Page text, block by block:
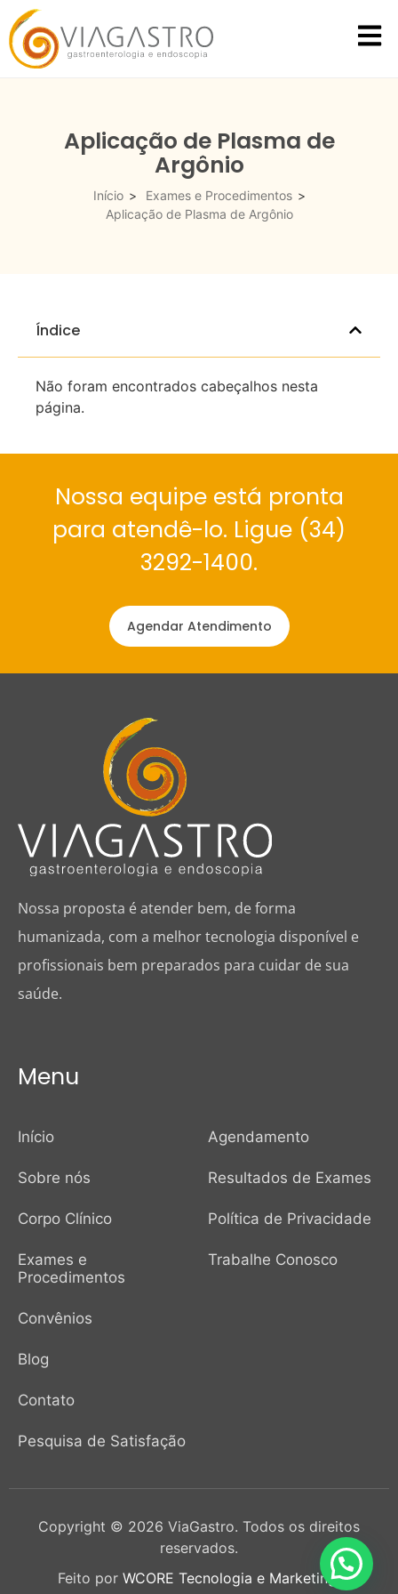
Aplicação de Plasma de
Argônio
Início > Exames e Procedimentos >
Aplicação de Plasma de Argônio
Índice
Não foram encontrados cabeçalhos nesta
página.
Nossa equipe está pronta
para atendê-lo. Ligue (34)
3292-1400.
Agendar Atendimento
Nossa proposta é atender bem, de forma
humanizada, com a melhor tecnologia disponível e
profissionais bem preparados para cuidar de sua
saúde.
Menu
Início
Sobre nós
Corpo Clínico
Exames e
Procedimentos
Convênios
Blog
Contato
Pesquisa de Satisfação
Agendamento
Resultados de Exames
Política de Privacidade
Trabalhe Conosco
Copyright © 2026 ViaGastro. Todos os direitos
reservados.
Feito por WCORE Tecnologia e Marketing.